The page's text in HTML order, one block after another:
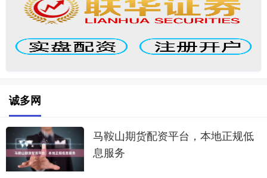
诚多网
马鞍山期货配资平台，本地正规低
息服务